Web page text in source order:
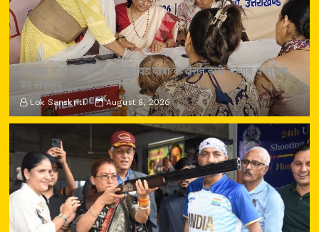
‘सम्मान सेतु’ शिविर में गूंजा कांवड़ यात्रा के दौरान नारी सम्मान व सुरक्षा
का संकल्प
Lok Sanskriti August 8, 2026